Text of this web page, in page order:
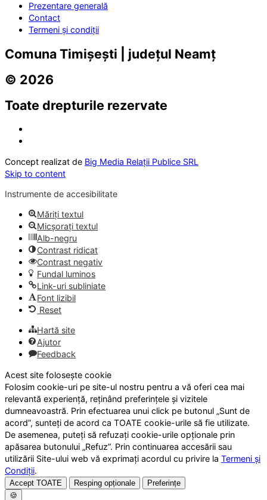
Prezentare generală
Contact
Termeni și condiții
Comuna Timișești | județul Neamț
© 2026
Toate drepturile rezervate
Concept realizat de Big Media Relații Publice SRL
Skip to content
Instrumente de accesibilitate
Măriți textul
Micșorați textul
Alb-negru
Contrast ridicat
Contrast negativ
Fundal luminos
Link-uri subliniate
Font lizibil
Reset
Hartă site
Ajutor
Feedback
Acest site folosește cookie
Folosim cookie-uri pe site-ul nostru pentru a vă oferi cea mai
relevantă experiență, reținând preferințele și vizitele
dumneavoastră. Prin efectuarea unui click pe butonul „Sunt de
acord”, sunteți de acord ca TOATE cookie-urile să fie utilizate.
De asemenea, puteți să refuzați cookie-urile opționale prin
apăsarea butonului „Refuz”. Prin continuarea accesării sau
utilizării Site-ului web vă exprimați acordul cu privire la Termeni și
Condiții.
Accept TOATE Resping opționale
Preferințe
🍪